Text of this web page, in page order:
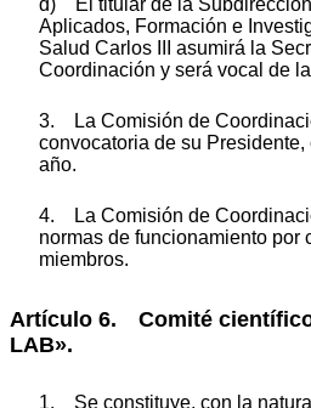
d) El titular de la
Aplicados, Formación e
Salud Carlos III asumirá la
Coordinación y será vocal de
3. La Comisión de
convocatoria de su Presidente,
año.
4. La Comisión de
normas de funcionamiento por
miembros.
Artículo 6. Comité
LAB».
1. Se constituye, con la